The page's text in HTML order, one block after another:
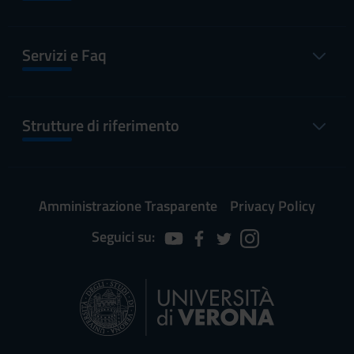
Servizi e Faq
Strutture di riferimento
Amministrazione Trasparente
Privacy Policy
Seguici su: